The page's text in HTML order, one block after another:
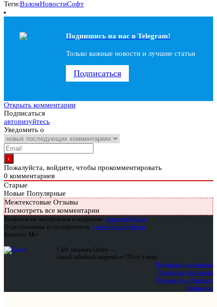
Теги:ВзломНовостиСофт
Подпишись на наc в Telegram!
Только важные новости и лучшие статьи
Подписаться
Открыть комментарии
Подписаться
авторизуйтесь
Уведомить о
Пожалуйста, войдите, чтобы прокомментировать
0 комментариев
Старые
Новые Популярные
Межтекстовые Отзывы
Посмотреть все комментарии
Вопросы по материалам и подписке: support@glc.ru
Отдел рекламы и спецпроектов: yakovleva.a@glc.ru
Контент 18+
Сайт защищен Qrator —
самой забойной защитой от DDoS в мире
Подписка для физлиц
Подписка для юрлиц
Реклама на «Хакере»
Контакты